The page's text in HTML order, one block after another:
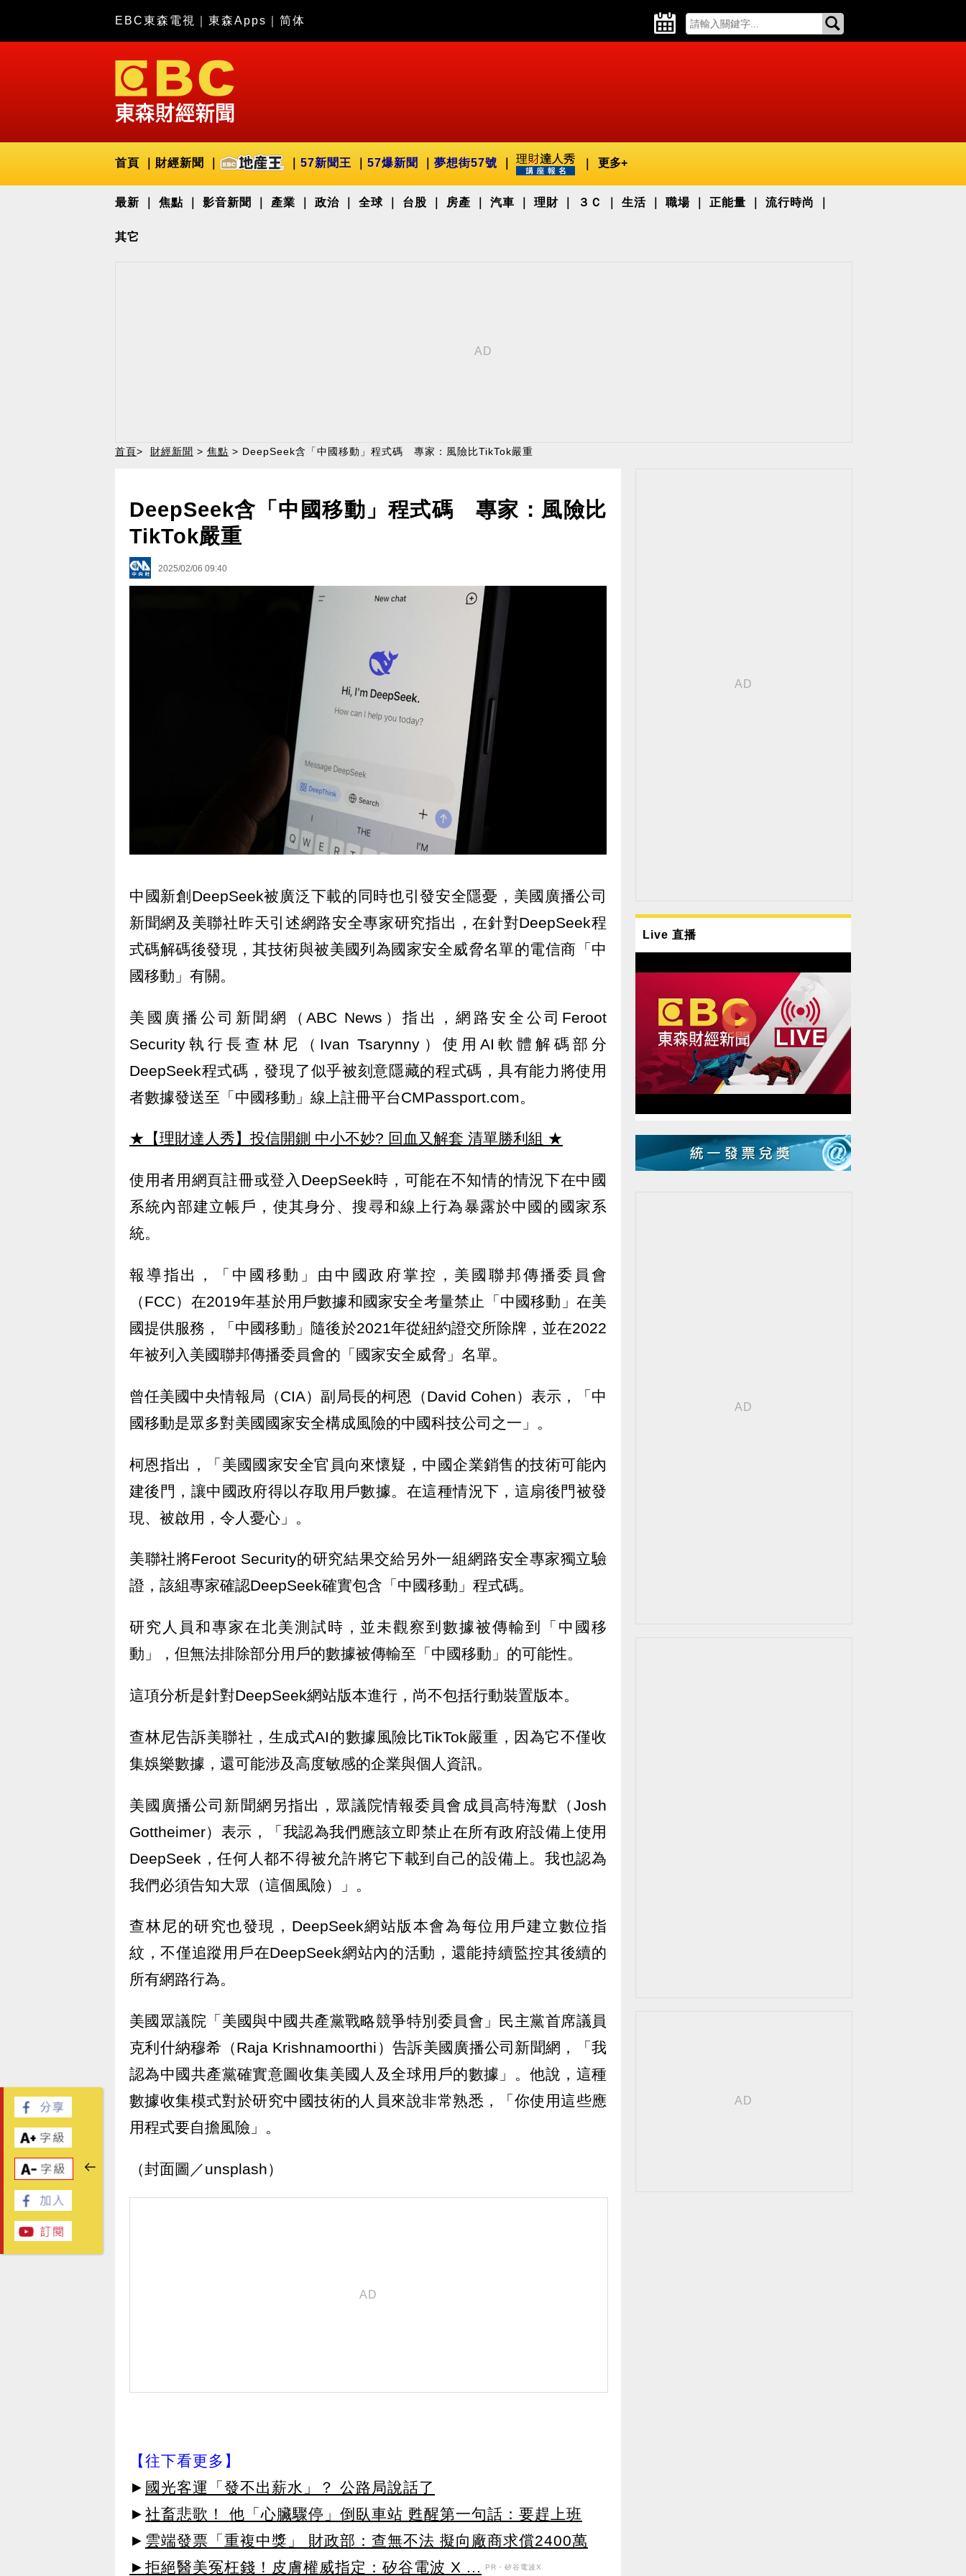
EBC東森電視 東森Apps 简体
首頁 財經新聞 57新聞王 57爆新聞 夢想街57號 更多+
最新 焦點 影音新聞 產業 政治 全球 台股 房產 汽車 理財 ３Ｃ 生活 職場 正能量 流行時尚
其它
首頁> 財經新聞 > 焦點 > DeepSeek含「中國移動」程式碼 專家：風險比TikTok嚴重
DeepSeek含「中國移動」程式碼 專家：風險比
TikTok嚴重
2025/02/06 09:40
中國新創DeepSeek被廣泛下載的同時也引發安全隱憂，美國廣播公司
新聞網及美聯社昨天引述網路安全專家研究指出，在針對DeepSeek程
式碼解碼後發現，其技術與被美國列為國家安全威脅名單的電信商「中
國移動」有關。
美國廣播公司新聞網（ABC News）指出，網路安全公司Feroot
Security執行長查林尼（Ivan Tsarynny）使用AI軟體解碼部分
DeepSeek程式碼，發現了似乎被刻意隱藏的程式碼，具有能力將使用
者數據發送至「中國移動」線上註冊平台CMPassport.com。
★【理財達人秀】投信開鍘 中小不妙? 回血又解套 清單勝利組 ★
使用者用網頁註冊或登入DeepSeek時，可能在不知情的情況下在中國
系統內部建立帳戶，使其身分、搜尋和線上行為暴露於中國的國家系
統。
報導指出，「中國移動」由中國政府掌控，美國聯邦傳播委員會
（FCC）在2019年基於用戶數據和國家安全考量禁止「中國移動」在美
國提供服務，「中國移動」隨後於2021年從紐約證交所除牌，並在2022
年被列入美國聯邦傳播委員會的「國家安全威脅」名單。
曾任美國中央情報局（CIA）副局長的柯恩（David Cohen）表示，「中
國移動是眾多對美國國家安全構成風險的中國科技公司之一」。
柯恩指出，「美國國家安全官員向來懷疑，中國企業銷售的技術可能內
建後門，讓中國政府得以存取用戶數據。在這種情況下，這扇後門被發
現、被啟用，令人憂心」。
美聯社將Feroot Security的研究結果交給另外一組網路安全專家獨立驗
證，該組專家確認DeepSeek確實包含「中國移動」程式碼。
研究人員和專家在北美測試時，並未觀察到數據被傳輸到「中國移
動」，但無法排除部分用戶的數據被傳輸至「中國移動」的可能性。
這項分析是針對DeepSeek網站版本進行，尚不包括行動裝置版本。
查林尼告訴美聯社，生成式AI的數據風險比TikTok嚴重，因為它不僅收
集娛樂數據，還可能涉及高度敏感的企業與個人資訊。
美國廣播公司新聞網另指出，眾議院情報委員會成員高特海默（Josh
Gottheimer）表示，「我認為我們應該立即禁止在所有政府設備上使用
DeepSeek，任何人都不得被允許將它下載到自己的設備上。我也認為
我們必須告知大眾（這個風險）」。
查林尼的研究也發現，DeepSeek網站版本會為每位用戶建立數位指
紋，不僅追蹤用戶在DeepSeek網站內的活動，還能持續監控其後續的
所有網路行為。
美國眾議院「美國與中國共產黨戰略競爭特別委員會」民主黨首席議員
克利什納穆希（Raja Krishnamoorthi）告訴美國廣播公司新聞網，「我
認為中國共產黨確實意圖收集美國人及全球用戶的數據」。他說，這種
數據收集模式對於研究中國技術的人員來說非常熟悉，「你使用這些應
用程式要自擔風險」。
（封面圖／unsplash）
【往下看更多】
► 國光客運「發不出薪水」？ 公路局說話了
► 社畜悲歌！ 他「心臟驟停」倒臥車站 甦醒第一句話：要趕上班
► 雲端發票「重複中獎」 財政部：查無不法 擬向廠商求償2400萬
►拒絕醫美冤枉錢！皮膚權威指定：矽谷電波 X ...
PR・矽谷電波X
Live 直播